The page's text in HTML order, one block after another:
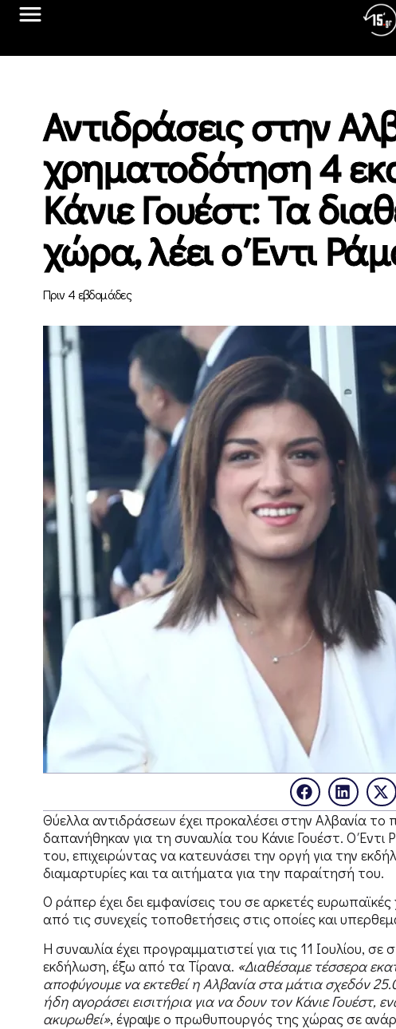
Αντιδράσεις στην
χρηματοδότηση 4
Κάνιε Γουέστ: Τα
χώρα, λέει ο Έντι
Πριν 4 εβδομάδες
Θύελλα αντιδράσεων έχει προκαλέσει στην Αλβανία
δαπανήθηκαν για τη συναυλία του Κάνιε Γουέστ. Ο
του, επιχειρώντας να κατευνάσει την οργή για την
διαμαρτυρίες και τα αιτήματα για την παραίτησή του.
Ο ράπερ έχει δει εμφανίσεις του σε αρκετές
από τις συνεχείς τοποθετήσεις στις οποίες και
Η συναυλία έχει προγραμματιστεί για τις 11 Ιουλίου,
εκδήλωση, έξω από τα Τίρανα. «Διαθέσαμε τέσσερα
αποφύγουμε να εκτεθεί η Αλβανία στα μάτια σχεδόν
ήδη αγοράσει εισιτήρια για να δουν τον Κάνιε Γουέστ,
ακυρωθεί», έγραψε ο πρωθυπουργός της χώρας σε